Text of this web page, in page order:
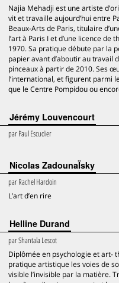
Najia Mehadji est une artiste
vit et travaille aujourd’hui entre
Beaux-Arts de Paris, titulaire
l’art à Paris I et d’une licence de
1970. Sa pratique débute par la
papier avant d’aboutir au travail
pinceaux à partir de 2010. Ses
l’international, et figurent parmi
que le Centre Pompidou ou
Jérémy Louvencourt
parPaul Escudier
Nicolas ZadounaÏsky
parRachel Hardoin
L’art d’en rire
Helline Durand
parShantala Lescot
Diplômée en psychologie et art-
pratique artistique les voies de
visible l’invisible par la matière.